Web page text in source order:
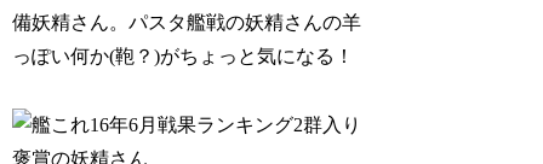
備妖精さん。パスタ艦戦の妖精さんの羊
っぽい何か(鞄？)がちょっと気になる！